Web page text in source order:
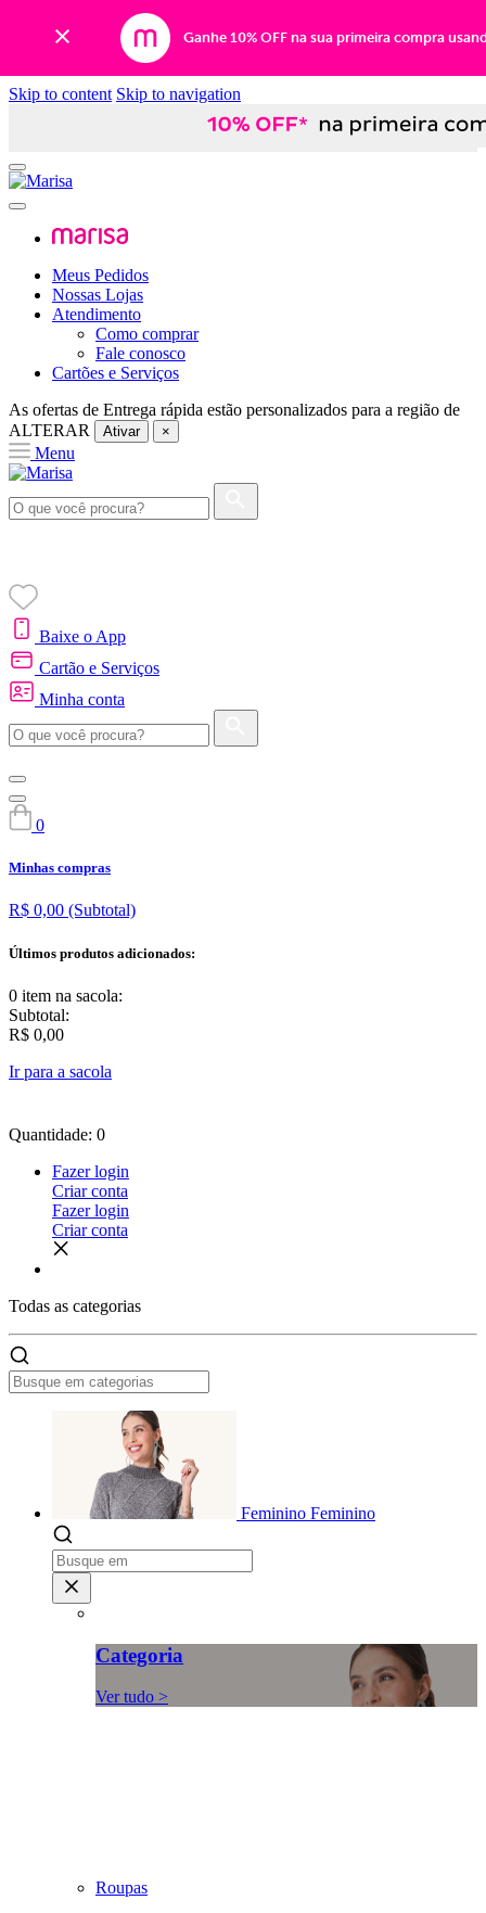
Ganhe 10% OFF na sua primeira compra
Skip to content Skip to navigation
Meus Pedidos
Nossas Lojas
Atendimento
Como comprar
Fale conosco
Cartões e Serviços
As ofertas de Entrega rápida estão personalizados para a região de
ALTERAR
Ativar ×
Menu
Baixe o App
Cartão e Serviços
Minha conta
0
Minhas compras
R$ 0,00 (Subtotal)
Últimos produtos adicionados:
0 item na sacola:
Subtotal:
R$ 0,00
Ir para a sacola
Quantidade: 0
Fazer login
Criar conta
Fazer login
Criar conta
Todas as categorias
Feminino Feminino
Categoria
Ver tudo >
Roupas